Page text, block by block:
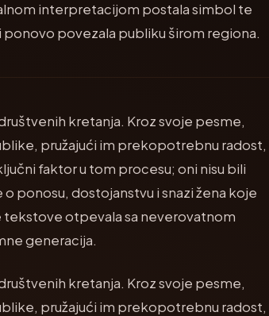
interpretacijom postala simbol te
povezala publiku širom regiona.
kretanja. Kroz svoje pesme,
pružajući im prekopotrebnu radost,
faktor u tom procesu; oni nisu bili
ponosu, dostojanstvu i snazi žena koje
tekstove otpevala sa neverovatnom
generacija.
kretanja. Kroz svoje pesme,
pružajući im prekopotrebnu radost,